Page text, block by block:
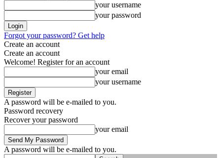
your username
your password
Forgot your password? Get help
Create an account
Create an account
Welcome! Register for an account
your email
your username
A password will be e-mailed to you.
Password recovery
Recover your password
your email
A password will be e-mailed to you.